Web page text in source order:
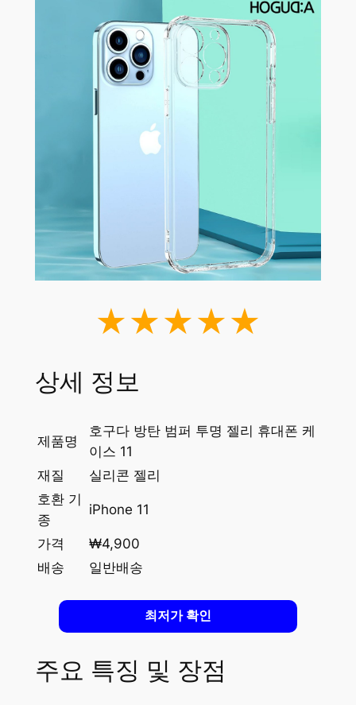
★★★★★
상세 정보
제품명
호구다 방탄 범퍼 투명 젤리 휴대폰 케
이스 11
재질
실리콘 젤리
호환 기
종
iPhone 11
가격
₩4,900
배송
일반배송
최저가 확인
주요 특징 및 장점